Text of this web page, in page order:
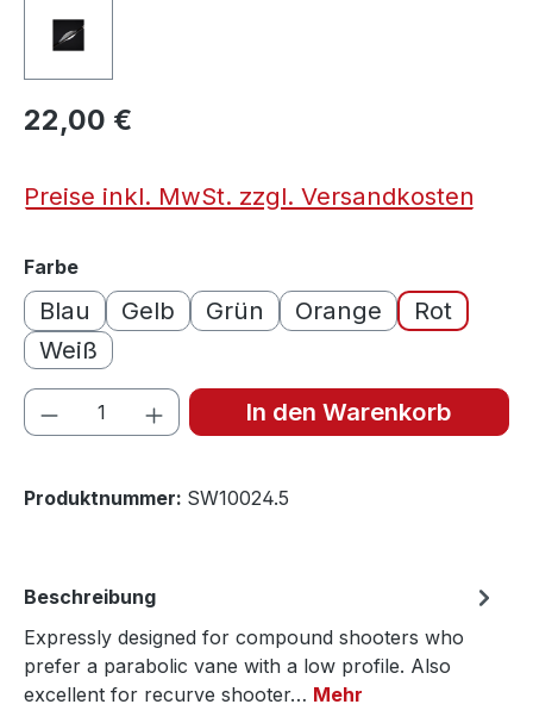
22,00 €
Preise inkl. MwSt. zzgl. Versandkosten
Farbeauswählen
Blau Gelb Grün Orange
Rot
Weiß
Produkt Anzahl: Gib den gewünschten
In den Warenkorb
Produktnummer: SW10024.5
Beschreibung
Expressly designed for compound shooters who
prefer a parabolic vane with a low profile. Also
excellent for recurve shooter… Mehr